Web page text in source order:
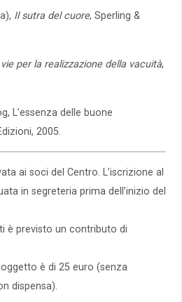
Il sutra del cuore, Sperling &
per la realizzazione della vacuità,
L’essenza delle buone
2005.
ai soci del Centro. L’iscrizione al
in segreteria prima dell’inizio del
è previsto un contributo di
è di 25 euro (senza
dispensa).